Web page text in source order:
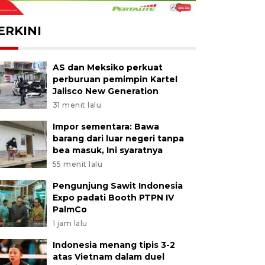
AS dan Meksiko perkuat
perburuan pemimpin Kartel
Jalisco New Generation
31 menit lalu
Impor sementara: Bawa
barang dari luar negeri tanpa
bea masuk, Ini syaratnya
55 menit lalu
Pengunjung Sawit Indonesia
Expo padati Booth PTPN IV
PalmCo
1 jam lalu
Indonesia menang tipis 3-2
atas Vietnam dalam duel